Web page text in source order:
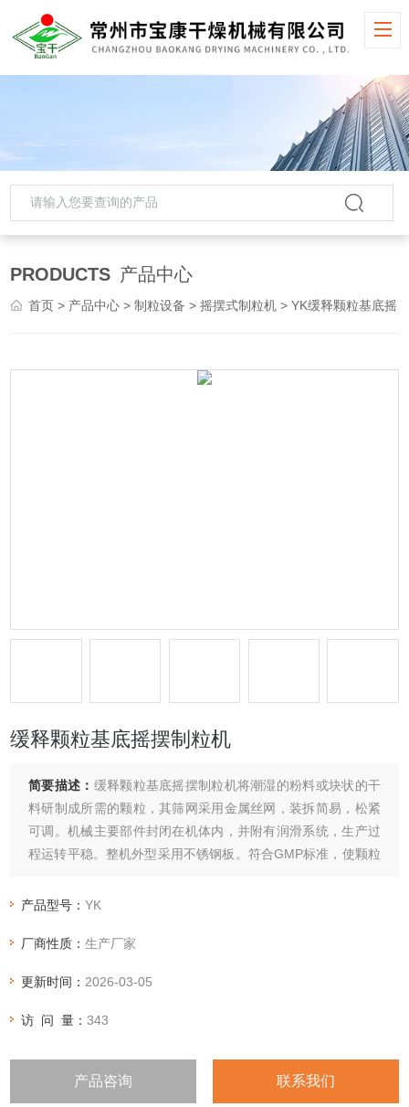
PRODUCTS 产品中心
首页 > 产品中心 >制粒设备 >摇摆式制粒机 > YK缓释颗粒基底摇摆制粒机
缓释颗粒基底摇摆制粒机
简要描述： 缓释颗粒基底摇摆制粒机将潮湿的粉料或块状的干
料研制成所需的颗粒，其筛网采用金属丝网，装拆简易，松紧
可调。机械主要部件封闭在机体内，并附有润滑系统，生产过
程运转平稳。整机外型采用不锈钢板。符合GMP标准，使颗粒
产品型号：YK
厂商性质：生产厂家
更新时间： 2026-03-05
访 问 量：343
产品咨询 联系我们